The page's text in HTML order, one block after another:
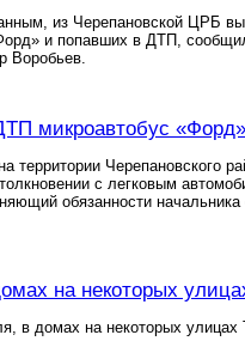
из Черепановской ЦРБ
и попавших в ДТП,
Воробьев.
микроавтобус
территории Черепановского
с легковым
обязанности
на некоторых
в домах на некоторых